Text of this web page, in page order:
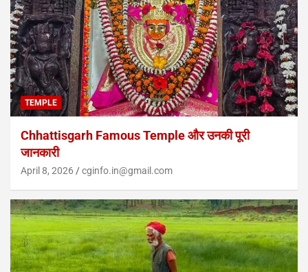
TEMPLE
Chhattisgarh Famous Temple और उनकी पूरी
जानकारी
April 8, 2026 cginfo.in@gmail.com